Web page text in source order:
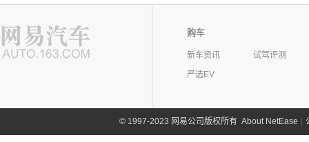
购车
新车资讯
试驾评测
严选EV
©1997-2023 网易公司版权所有 About NetEase